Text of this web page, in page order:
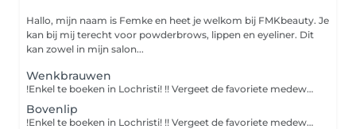
Hallo, mijn naam is Femke en heet je welkom bij FMKbeauty. Je
kan bij mij terecht voor powderbrows, lippen en eyeliner. Dit
kan zowel in mijn salon...
Wenkbrauwen
!Enkel te boeken in Lochristi! !! Vergeet de favoriete medewerker (locatie) niet te selecteren !!
Bovenlip
!Enkel te boeken in Lochristi! !! Vergeet de favoriete medewerker (locatie) niet te selecteren !!